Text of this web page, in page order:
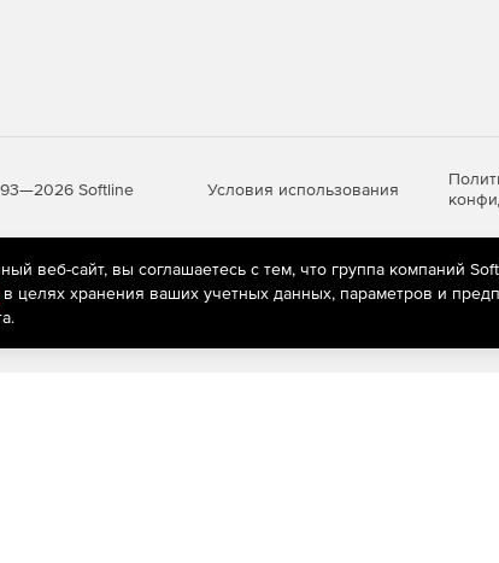
Softline Условия использования
рекомендательные технологии
(информационные
пользователей сети «Интернет», находящихся
веб-сайт, вы соглашаетесь с тем, что группа компаний
целях хранения ваших учетных данных, параметров и